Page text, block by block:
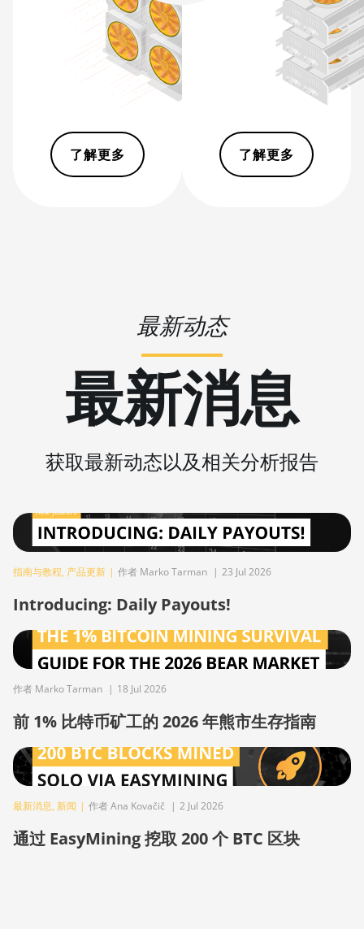
BITMAIN AntMiner S19j
Pro++ (125Th)
BITMAIN AntMiner S21
BITMAIN AntMiner S21
Immersion (301Th)
BITMAIN AntMiner S21 XP
Immersion (300Th)
BITMAIN AntMiner S21 XP+
Hyd (500Th)
BITMAIN AntMiner S21+
BITMAIN AntMiner S21+ Hyd
BITMAIN AntMiner S21e XP
Hyd (430Th)
Hyd 3U (860Th)
BITMAIN AntMiner S21j XP
BITMAIN AntMiner S9
BITMAIN AntMiner S9 SE
BITMAIN AntMiner S9i
BITMAIN AntMiner S9j
BITMAIN AntMiner S9k
BITMAIN AntMiner T15
BITMAIN AntMiner T17
了解更多 了解更多
最新动态
最新消息
获取最新动态以及相关分析报告
指南与教程, 产品更新 | 作者 Marko Tarman | 23 Jul 2026
Introducing: Daily Payouts!
作者 Marko Tarman | 18 Jul 2026
前 1% 比特币矿工的 2026 年熊市生存指南
最新消息, 新闻 | 作者 Ana Kovačič | 2 Jul 2026
通过 EasyMining 挖取 200 个 BTC 区块